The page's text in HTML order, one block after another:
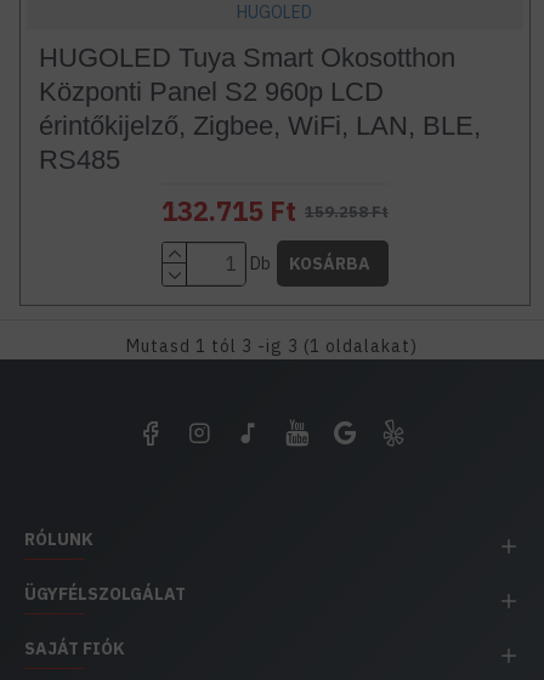
HUGOLED
HUGOLED Tuya Smart Okosotthon
Központi Panel S2 960p LCD
érintőkijelző, Zigbee, WiFi, LAN, BLE,
RS485
132.715 Ft 159.258 Ft
Db KOSÁRBA
Mutasd 1 tól 3 -ig 3 (1 oldalakat)
RÓLUNK
ÜGYFÉLSZOLGÁLAT
SAJÁT FIÓK